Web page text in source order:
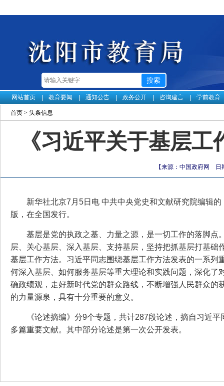
网站首页 教育要闻 通知公告 政务公开 咨询建言 学前教育
首页 > 头条信息
《习近平关于基层
【来源：中国政府网
新华社北京7月5日电 中共中央党史和文献研究院编辑
版，在全国发行。
基层是党的执政之基、力量之源，是一切工作的落脚
层、关心基层、深入基层、支持基层，坚持把抓基层打基
基层工作方法。习近平同志围绕基层工作方法发表的一系
何深入基层、如何服务基层等重大理论和实践问题，深化
确政绩观，走好新时代党的群众路线，不断增强人民群众
的力量源泉，具有十分重要的意义。
《论述摘编》分9个专题，共计287段论述，摘自习近
多篇重要文献。其中部分论述是第一次公开发表。